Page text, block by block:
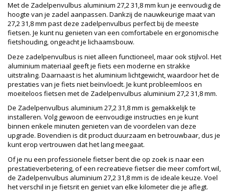
Met de Zadelpenvulbus aluminium 27,2 31,8 mm kun je eenvoudig de
hoogte van je zadel aanpassen. Dankzij de nauwkeurige maat van
27,2 31,8 mm past deze zadelpenvulbus perfect bij de meeste
fietsen. Je kunt nu genieten van een comfortabele en ergonomische
fietshouding, ongeacht je lichaamsbouw.
Deze zadelpenvulbus is niet alleen functioneel, maar ook stijlvol. Het
aluminium materiaal geeft je fiets een moderne en strakke
uitstraling. Daarnaast is het aluminium lichtgewicht, waardoor het de
prestaties van je fiets niet beïnvloedt. Je kunt probleemloos en
moeiteloos fietsen met de Zadelpenvulbus aluminium 27,2 31,8 mm.
De Zadelpenvulbus aluminium 27,2 31,8 mm is gemakkelijk te
installeren. Volg gewoon de eenvoudige instructies en je kunt
binnen enkele minuten genieten van de voordelen van deze
upgrade. Bovendien is dit product duurzaam en betrouwbaar, dus je
kunt erop vertrouwen dat het lang meegaat.
Of je nu een professionele fietser bent die op zoek is naar een
prestatieverbetering, of een recreatieve fietser die meer comfort wil,
de Zadelpenvulbus aluminium 27,2 31,8 mm is de ideale keuze. Voel
het verschil in je fietsrit en geniet van elke kilometer die je aflegt.